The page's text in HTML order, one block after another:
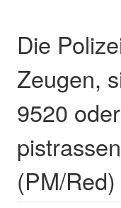
Die
Zeugen,
9520
(PM/Red)